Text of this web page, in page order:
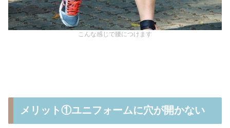
こんな感じで腰につけます
メリット①ユニフォームに穴が開かない